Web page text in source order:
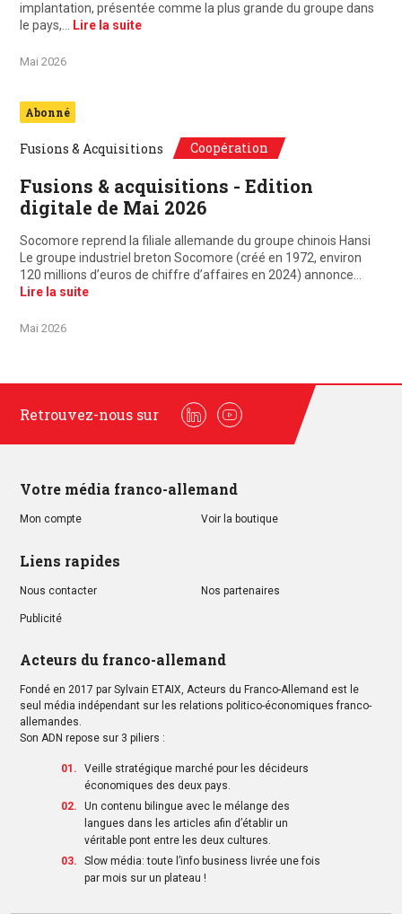
implantation, présentée comme la plus grande du groupe dans
le pays,…
Lire la suite
Mai 2026
Abonné
Fusions & Acquisitions Coopération
Fusions & acquisitions - Edition
digitale de Mai 2026
Socomore reprend la filiale allemande du groupe chinois Hansi
Le groupe industriel breton Socomore (créé en 1972, environ
120 millions d’euros de chiffre d’affaires en 2024) annonce…
Lire la suite
Mai 2026
Retrouvez-nous sur
LinkedinYoutube
Votre média franco-allemand
Mon compte Voir la boutique
Liens rapides
Nous contacter Nos partenaires
Publicité
Acteurs du franco-allemand
Fondé en 2017 par Sylvain ETAIX, Acteurs du Franco-Allemand est le
seul média indépendant sur les relations politico-économiques franco-
allemandes.
Son ADN repose sur 3 piliers :
Veille stratégique marché pour les décideurs
économiques des deux pays.
Un contenu bilingue avec le mélange des
langues dans les articles afin d’établir un
véritable pont entre les deux cultures.
Slow média: toute l’info business livrée une fois
par mois sur un plateau !